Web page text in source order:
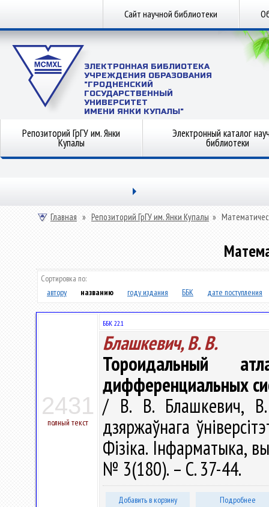
Сайт научной библиотеки
ЭЛЕКТРОННАЯ БИБЛИОТЕКА
УЧРЕЖДЕНИЯ ОБРАЗОВАНИЯ
"ГРОДНЕНСКИЙ
ГОСУДАРСТВЕННЫЙ
УНИВЕРСИТЕТ
ИМЕНИ ЯНКИ КУПАЛЫ"
Репозиторий ГрГУ им. Янки
Купалы
Электронный каталог
библиотеки
Главная » Репозиторий ГрГУ им. Янки Купалы »
Сортировка по:
автору
названию году издания ББК дате поступления
2431
полный текст
ББК 22.1
Блашкевич, В. В.
Тороидальный
дифференциальных
/ В. В. Блашкевич,
дзяржаўнага
Фізіка. Інфарматыка,
№ 3(180). – С. 37-44.
Добавить в корзину Подробнее